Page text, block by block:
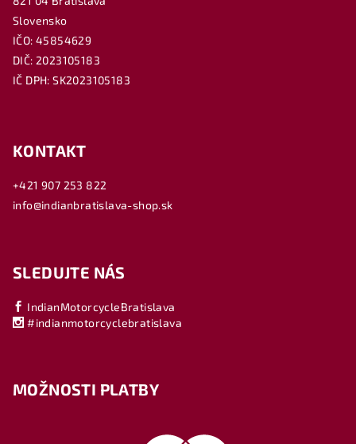
Slovensko
IČO: 45854629
DIČ: 2023105183
IČ DPH: SK2023105183
KONTAKT
+421 907 253 822
info@indianbratislava-shop.sk
SLEDUJTE NÁS
IndianMotorcycleBratislava
#indianmotorcyclebratislava
MOŽNOSTI PLATBY